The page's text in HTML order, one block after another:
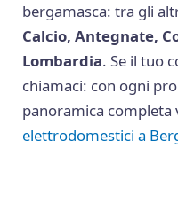
bergamasca: tra gli
Calcio, Antegnate,
Lombardia. Se il tuo
chiamaci: con ogni
panoramica completa
elettrodomestici a